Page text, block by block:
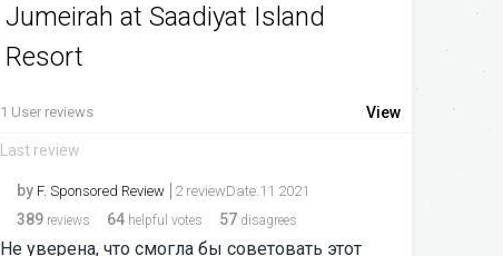
Jumeirah at Saadiyat Island
Resort
1 User reviews View
Last review
by F. Sponsored Review 2 reviewDate.11 2021
389 reviews 64 helpful votes 57 disagrees
Не уверена, что смогла бы советовать этот